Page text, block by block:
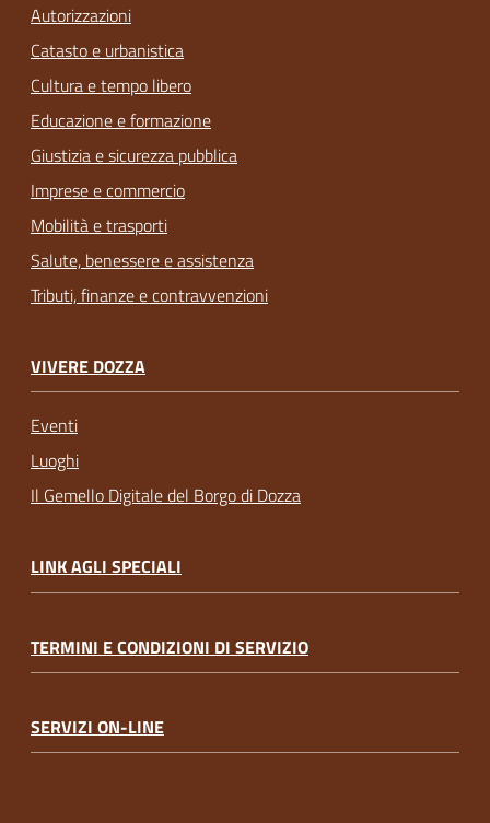
Autorizzazioni
Catasto e urbanistica
Cultura e tempo libero
Educazione e formazione
Giustizia e sicurezza pubblica
Imprese e commercio
Mobilità e trasporti
Salute, benessere e assistenza
Tributi, finanze e contravvenzioni
VIVERE DOZZA
Eventi
Luoghi
Il Gemello Digitale del Borgo di Dozza
LINK AGLI SPECIALI
TERMINI E CONDIZIONI DI SERVIZIO
SERVIZI ON-LINE